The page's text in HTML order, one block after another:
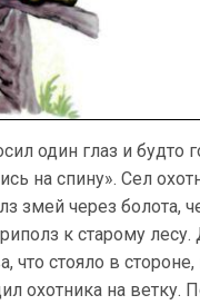
один глаз и будто
на спину». Сел
змей через бо­лота,
к старому лесу.
что стояло в
охотника на вет­ку.